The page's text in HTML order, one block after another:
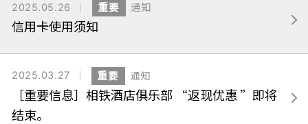
2025.05.26 重要 通知
信用卡使用须知
2025.03.27 重要 通知
［重要信息］相铁酒店俱乐部 “返现优惠 ”即将
结束。